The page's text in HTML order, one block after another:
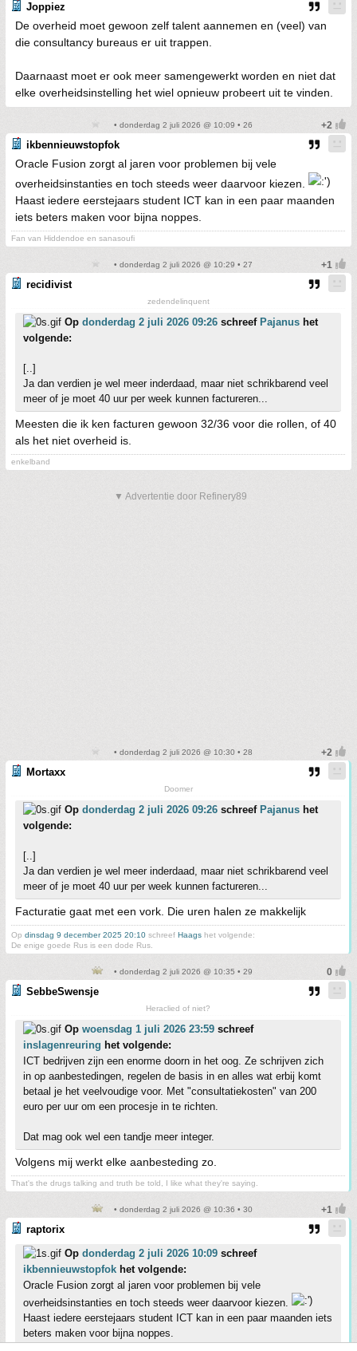
Joppiez
De overheid moet gewoon zelf talent aannemen en (veel) van
die consultancy bureaus er uit trappen.
Daarnaast moet er ook meer samengewerkt worden en niet dat
elke overheidsinstelling het wiel opnieuw probeert uit te vinden.
• donderdag 2 juli 2026 @ 10:09 • 26
ikbennieuwstopfok
Oracle Fusion zorgt al jaren voor problemen bij vele
overheidsinstanties en toch steeds weer daarvoor kiezen.
Haast iedere eerstejaars student ICT kan in een paar maanden
iets beters maken voor bijna noppes.
Fan van Hiddendoe en sanasoufi
• donderdag 2 juli 2026 @ 10:29 • 27
recidivist
zedendelinquent
Op donderdag 2 juli 2026 09:26 schreef Pajanus het
volgende:
[..]
Ja dan verdien je wel meer inderdaad, maar niet schrikbarend veel
meer of je moet 40 uur per week kunnen factureren...
Meesten die ik ken facturen gewoon 32/36 voor die rollen, of 40
als het niet overheid is.
enkelband
▼ Advertentie door Refinery89
• donderdag 2 juli 2026 @ 10:30 • 28
Mortaxx
Doomer
Op donderdag 2 juli 2026 09:26 schreef Pajanus het
volgende:
[..]
Ja dan verdien je wel meer inderdaad, maar niet schrikbarend veel
meer of je moet 40 uur per week kunnen factureren...
Facturatie gaat met een vork. Die uren halen ze makkelijk
Op dinsdag 9 december 2025 20:10 schreef Haags het volgende:
De enige goede Rus is een dode Rus.
• donderdag 2 juli 2026 @ 10:35 • 29
SebbeSwensje
Heraclied of niet?
Op woensdag 1 juli 2026 23:59 schreef
inslagenreuring het volgende:
ICT bedrijven zijn een enorme doorn in het oog. Ze schrijven zich
in op aanbestedingen, regelen de basis in en alles wat erbij komt
betaal je het veelvoudige voor. Met "consultatiekosten" van 200
euro per uur om een procesje in te richten.
Dat mag ook wel een tandje meer integer.
Volgens mij werkt elke aanbesteding zo.
That's the drugs talking and truth be told, I like what they're saying.
• donderdag 2 juli 2026 @ 10:36 • 30
raptorix
Op donderdag 2 juli 2026 10:09 schreef
ikbennieuwstopfok het volgende:
Oracle Fusion zorgt al jaren voor problemen bij vele
overheidsinstanties en toch steeds weer daarvoor kiezen.
Haast iedere eerstejaars student ICT kan in een paar maanden iets
beters maken voor bijna noppes.